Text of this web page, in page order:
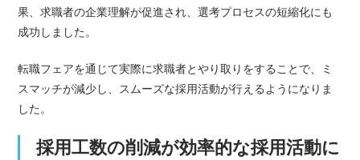
果、求職者の企業理解が促進され、選考プロセスの短縮化にも
成功しました。
転職フェアを通じて実際に求職者とやり取りをすることで、ミ
スマッチが減少し、スムーズな採用活動が行えるようになりま
した。
採用工数の削減が効率的な採用活動に